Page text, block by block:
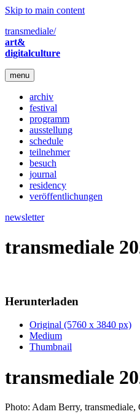
Skip to main content
transmediale/
art&
digitalculture
menu
archiv
festival
programm
ausstellung
schedule
teilnehmer
besuch
journal
residency
veröffentlichungen
newsletter
transmediale
Herunterladen
Original (5760 x 3840 px)
Medium
Thumbnail
transmediale
Photo: Adam Berry,